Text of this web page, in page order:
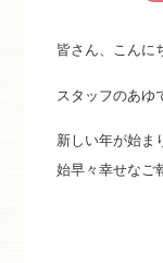
皆さん、こんに
スタッフのあゆ
新しい年が始ま
始早々幸せなご